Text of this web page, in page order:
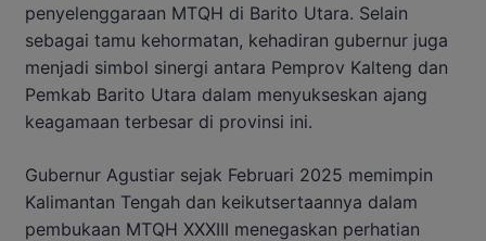
penyelenggaraan MTQH di Barito Utara. Selain
sebagai tamu kehormatan, kehadiran gubernur juga
menjadi simbol sinergi antara Pemprov Kalteng dan
Pemkab Barito Utara dalam menyukseskan ajang
keagamaan terbesar di provinsi ini.
Gubernur Agustiar sejak Februari 2025 memimpin
Kalimantan Tengah dan keikutsertaannya dalam
pembukaan MTQH XXXIII menegaskan perhatian